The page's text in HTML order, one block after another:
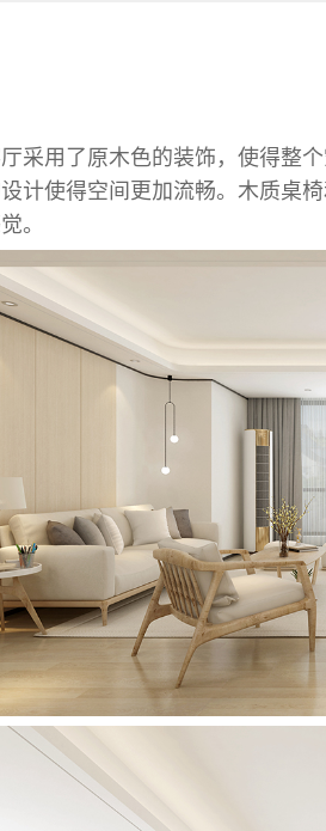
采用了原木色的装饰，使得整
计使得空间更加流畅。木质桌
。